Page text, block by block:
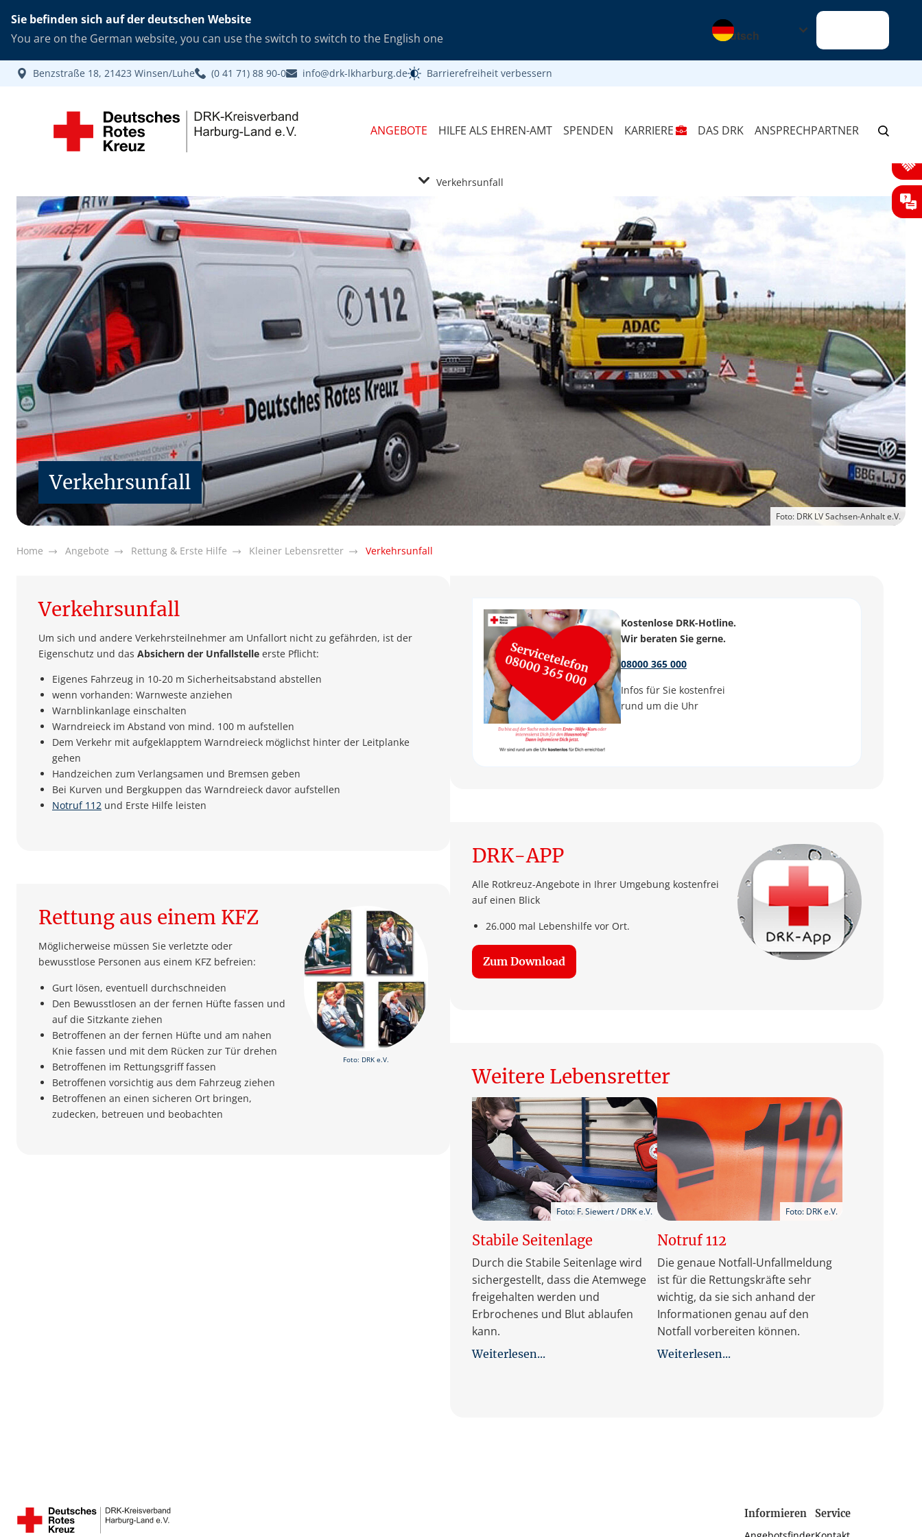
Sie befinden sich auf der deutschen Website
You are on the German website, you can use the switch to switch to the English one
Sprache wechseln zu
Benzstraße 18, 21423 Winsen/Luhe (0 41 71) 88 90-0 info@drk-lkharburg.de Barrierefreiheit verbessern
ANGEBOTE HILFE ALS EHREN-AMT SPENDEN KARRIERE DAS DRK ANSPRECHPARTNER
Verkehrsunfall
Foto: DRK LV Sachsen-Anhalt e.V.
Verkehrsunfall
Home Angebote Rettung & Erste Hilfe Kleiner Lebensretter Verkehrsunfall
Verkehrsunfall
Um sich und andere Verkehrsteilnehmer am Unfallort nicht zu gefährden, ist der
Eigenschutz und das Absichern der Unfallstelle erste Pflicht:
Eigenes Fahrzeug in 10-20 m Sicherheitsabstand abstellen
wenn vorhanden: Warnweste anziehen
Warnblinkanlage einschalten
Warndreieck im Abstand von mind. 100 m aufstellen
Dem Verkehr mit aufgeklapptem Warndreieck möglichst hinter der Leitplanke
gehen
Handzeichen zum Verlangsamen und Bremsen geben
Bei Kurven und Bergkuppen das Warndreieck davor aufstellen
Notruf 112 und Erste Hilfe leisten
Rettung aus einem KFZ
Möglicherweise müssen Sie verletzte oder
bewusstlose Personen aus einem KFZ befreien:
Gurt lösen, eventuell durchschneiden
Den Bewusstlosen an der fernen Hüfte fassen und
auf die Sitzkante ziehen
Betroffenen an der fernen Hüfte und am nahen
Knie fassen und mit dem Rücken zur Tür drehen
Betroffenen im Rettungsgriff fassen
Betroffenen vorsichtig aus dem Fahrzeug ziehen
Betroffenen an einen sicheren Ort bringen,
zudecken, betreuen und beobachten
Foto: DRK e.V.
Kostenlose DRK-Hotline.
Wir beraten Sie gerne.
08000 365 000
Infos für Sie kostenfrei
rund um die Uhr
DRK-APP
Alle Rotkreuz-Angebote in Ihrer Umgebung kostenfrei
auf einen Blick
26.000 mal Lebenshilfe vor Ort.
Zum Download
Weitere Lebensretter
Foto: F. Siewert / DRK e.V.
Stabile Seitenlage
Durch die Stabile Seitenlage wird
sichergestellt, dass die Atemwege
freigehalten werden und
Erbrochenes und Blut ablaufen
kann.
Weiterlesen...
Foto: DRK e.V.
Notruf 112
Die genaue Notfall-Unfallmeldung
ist für die Rettungskräfte sehr
wichtig, da sie sich anhand der
Informationen genau auf den
Notfall vorbereiten können.
Weiterlesen...
Informieren Service